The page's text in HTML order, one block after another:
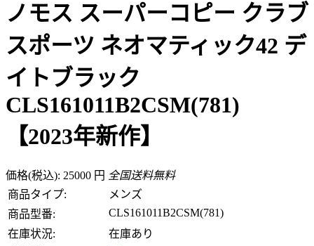
ノモス スーパーコピー クラブ
スポーツ ネオマティック42 デ
イトブラック
CLS161011B2CSM(781)
【2023年新作】
価格(税込): 25000 円 全国送料無料
商品タイプ:
メンズ
商品型番:
CLS161011B2CSM(781)
在庫状況:
在庫あり